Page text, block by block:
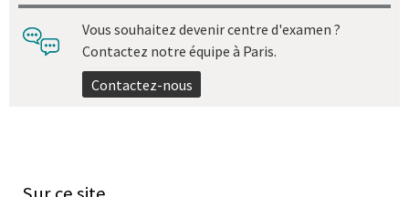
Vous souhaitez devenir centre d'examen ?
Contactez notre équipe à Paris.
Contactez-nous